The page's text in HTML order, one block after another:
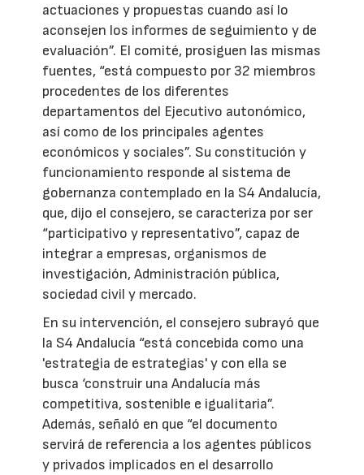
actuaciones y propuestas cuando así lo
aconsejen los informes de seguimiento y de
evaluación”. El comité, prosiguen las mismas
fuentes, “está compuesto por 32 miembros
procedentes de los diferentes
departamentos del Ejecutivo autonómico,
así como de los principales agentes
económicos y sociales”. Su constitución y
funcionamiento responde al sistema de
gobernanza contemplado en la S4 Andalucía,
que, dijo el consejero, se caracteriza por ser
“participativo y representativo”, capaz de
integrar a empresas, organismos de
investigación, Administración pública,
sociedad civil y mercado.
En su intervención, el consejero subrayó que
la S4 Andalucía “está concebida como una
'estrategia de estrategias' y con ella se
busca ‘construir una Andalucía más
competitiva, sostenible e igualitaria”.
Además, señaló en que “el documento
servirá de referencia a los agentes públicos
y privados implicados en el desarrollo